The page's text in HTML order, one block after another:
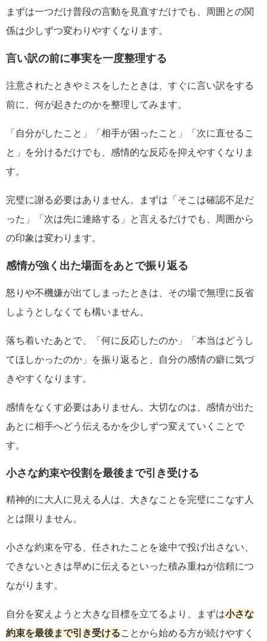
まずは一つだけ普段の言動を見直すだけでも、周囲との関
係は少しずつ変わりやすくなります。
言い訳の前に事実を一度整理する
注意されたときやミスをしたときは、すぐに言い訳をする
前に、何が起きたのかを整理してみます。
「自分がしたこと」「相手が困ったこと」「次に直せるこ
と」を分けるだけでも、感情的な反応を抑えやすくなりま
す。
完璧に謝る必要はありません。まずは「そこは確認不足だ
った」「次は先に連絡する」と言えるだけでも、周囲から
の印象は変わります。
感情が強く出た場面をあとで振り返る
怒りや不機嫌が出てしまったときは、その場で無理に反省
しようとしなくても構いません。
落ち着いたあとで、「何に反応したのか」「本当はどうし
てほしかったのか」を振り返ると、自分の感情の癖に気づ
きやすくなります。
感情をなくす必要はありません。大切なのは、感情が出た
あとに相手へどう伝えるかを少しずつ変えていくことで
す。
小さな約束や役割を最後まで引き受ける
精神的に大人に見える人は、大きなことを完璧にこなす人
とは限りません。
小さな約束を守る、任されたことを途中で投げ出さない、
できないときは早めに伝えるといった積み重ねが信頼につ
ながります。
自分を変えようと大きな目標を立てるより、まずは小さな
約束を最後まで引き受けることから始める方が続けやすく